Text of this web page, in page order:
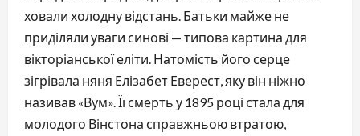
ховали холодну відстань. Батьки майже не
приділяли уваги синові — типова картина для
вікторіанської еліти. Натомість його серце
зігрівала няня Елізабет Еверест, яку він ніжно
називав «Вум». Її смерть у 1895 році стала для
молодого Вінстона справжньою втратою,